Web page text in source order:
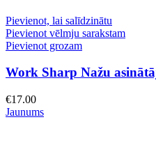
Pievienot, lai salīdzinātu
Pievienot vēlmju sarakstam
Pievienot grozam
Work Sharp Nažu
€17.00
Jaunums